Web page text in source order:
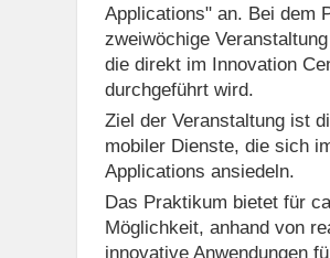
Applications" an. Bei dem
zweiwöchige
die direkt im Innovation
durchgeführt wird.
Ziel der Veranstaltung ist
mobiler Dienste, die sich
Applications ansiedeln.
Das Praktikum bietet für
Möglichkeit, anhand von
innovative Anwendungen